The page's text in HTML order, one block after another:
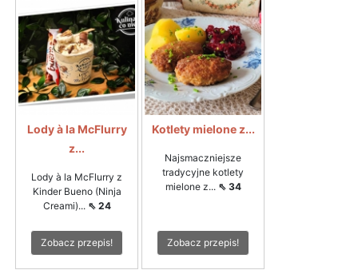
Lody à la McFlurry
z...
Lody à la McFlurry z
Kinder Bueno (Ninja
Creami)... ⇖ 24
Zobacz przepis!
Kotlety mielone z...
Najsmaczniejsze
tradycyjne kotlety
mielone z... ⇖ 34
Zobacz przepis!